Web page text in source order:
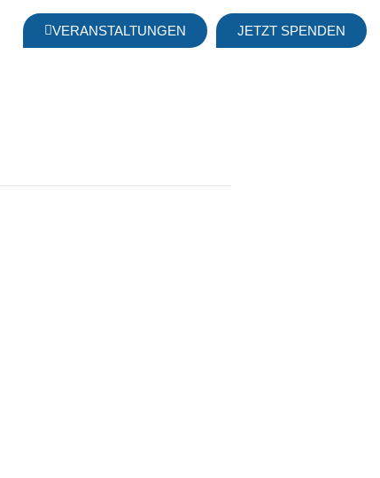
VERANSTALTUNGEN JETZT SPENDEN